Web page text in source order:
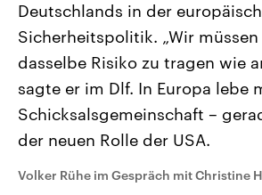
Alle Informationen
Sachsen-Anhalt wählt am 6.
September 2026 einen neuen
Landtag. Seit 2021 wird das
Bundesland von einer Koalition aus
Umfragen, Prognosen,
und Hintergründe zu den Parteien
und Kandidaten der anstehenden
Wahl.
mit
Sendungen Programm
Deutschlands in der
Sicherheitspolitik. „Wir
dasselbe Risiko zu tragen wie
sagte er im Dlf. In Europa lebe
Schicksalsgemeinschaft –
der neuen Rolle der USA.
Volker Rühe im Gespräch mit Christine